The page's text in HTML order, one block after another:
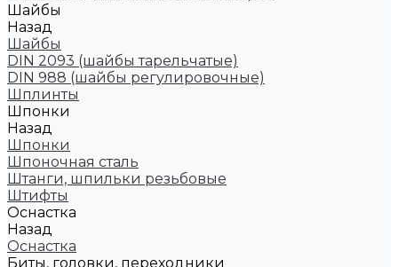
Шайбы
Назад
Шайбы
DIN 2093 (шайбы тарельчатые)
DIN 988 (шайбы регулировочные)
Шплинты
Шпонки
Назад
Шпонки
Шпоночная сталь
Штанги, шпильки резьбовые
Штифты
Оснастка
Назад
Оснастка
Биты, головки, переходники